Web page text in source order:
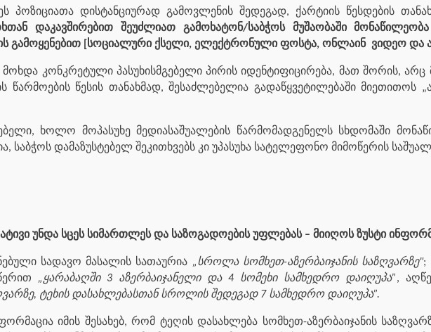
პოზიციათა დისტანციურად გამოვლენის შედეგად, ქარტიის წესდების
დაკავშირებით შეუძლიათ გამოხატონ/საბჭოს მუშაობაში
გამოყენებით [სოციალური ქსელი, ელექტრონული ფოსტა, ონლაინ ვიდეო და
კონკრეტული პასუხისმგებელი პირის იდენტიფიცირება, მათ შორის, არც
წარმოების წესის თანახმად, შესაძლებელია გადაწყვეტილებაში მიეთითოს
ხოლო მოპასუხე მედიასაშუალების წარმომადგენელს სხდომაში
საბჭოს დამაზუსტებელ შეკითხვებს კი უპასუხა სატელეფონო მიმოწერის
უნდა სცეს სიმართლეს და საზოგადოების უფლებას – მიიღოს ზუსტი
სადავო მასალის სათაურია „სროლა სომხეთ-აზერბაიჯანის საზღვარზე";
„ყარაბაღში 3 აზერბაიჯანელი და 4 სომეხი სამხედრო დაიღუპა”,
ტეხის დასახლებასთან სროლის შედეგად 7 სამხედრო დაიღუპა”.
იმის შესახებ, რომ ტეღის დასახლება სომხეთ-აზერბაიჯანის